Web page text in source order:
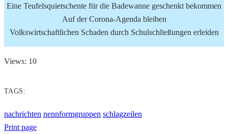
Eine Teufelsquietschente für die Badewanne geschenkt bekommen
Auf der Corona-Agenda bleiben
Volkswirtschaftlichen Schaden durch Schulschließungen erleiden
Views: 10
TAGS:
nachrichten nennformgruppen schlagzeilen
Print page